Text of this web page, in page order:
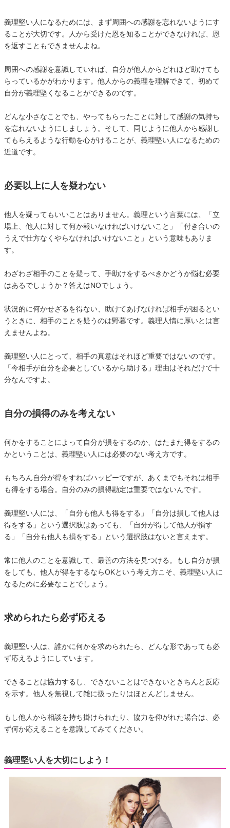
義理堅い人になるためには、まず周囲への感謝を忘れないようにす
ることが大切です。人から受けた恩を知ることができなければ、恩
を返すこともできませんよね。
周囲への感謝を意識していれば、自分が他人からどれほど助けても
らっているかがわかります。他人からの義理を理解できて、初めて
自分が義理堅くなることができるのです。
どんな小さなことでも、やってもらったことに対して感謝の気持ち
を忘れないようにしましょう。そして、同じように他人から感謝し
てもらえるような行動を心がけることが、義理堅い人になるための
近道です。
必要以上に人を疑わない
他人を疑ってもいいことはありません。義理という言葉には、「立
場上、他人に対して何か報いなければいけないこと」「付き合いの
うえで仕方なくやらなければいけないこと」という意味もありま
す。
わざわざ相手のことを疑って、手助けをするべきかどうか悩む必要
はあるでしょうか？答えはNOでしょう。
状況的に何かせざるを得ない、助けてあげなければ相手が困るとい
うときに、相手のことを疑うのは野暮です。義理人情に厚いとは言
えませんよね。
義理堅い人にとって、相手の真意はそれほど重要ではないのです。
「今相手が自分を必要としているから助ける」理由はそれだけで十
分なんですよ。
自分の損得のみを考えない
何かをすることによって自分が損をするのか、はたまた得をするの
かということは、義理堅い人には必要のない考え方です。
もちろん自分が得をすればハッピーですが、あくまでもそれは相手
も得をする場合。自分のみの損得勘定は重要ではないんです。
義理堅い人には、「自分も他人も得をする」「自分は損して他人は
得をする」という選択肢はあっても、「自分が得して他人が損す
る」「自分も他人も損をする」という選択肢はないと言えます。
常に他人のことを意識して、最善の方法を見つける。もし自分が損
をしても、他人が得をするならOKという考え方こそ、義理堅い人に
なるために必要なことでしょう。
求められたら必ず応える
義理堅い人は、誰かに何かを求められたら、どんな形であっても必
ず応えるようにしています。
できることは協力するし、できないことはできないときちんと反応
を示す。他人を無視して雑に扱ったりはほとんどしません。
もし他人から相談を持ち掛けられたり、協力を仰がれた場合は、必
ず何か応えることを意識してみてください。
義理堅い人を大切にしよう！